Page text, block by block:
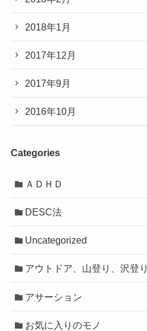
2018年1月
2017年12月
2017年9月
2016年10月
Categories
ＡＤＨＤ
DESC法
Uncategorized
アウトドア、山登り、沢登り
アサーション
お気に入りのモノ